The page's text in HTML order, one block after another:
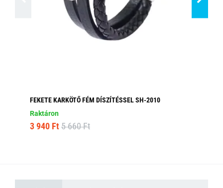
FEKETE KARKÖTŐ FÉM DÍSZÍTÉSSEL SH-2010
Raktáron
3 940 Ft 5 660 Ft